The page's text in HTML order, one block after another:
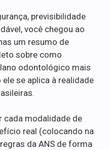
previsibilidade
você chegou ao
um resumo de
sobre como
odontológico mais
se aplica à realidade
cada modalidade de
real (colocando na
da ANS de forma